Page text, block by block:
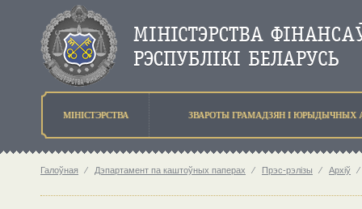
МIНIСТЭРСТВА ЗВАРОТЫ ГРАМАДЗЯН I ЮРЫДЫЧНЫХ
Галоўная ⁄ Дэпартамент па каштоўных паперах ⁄ Прэс-рэлізы ⁄ Архіў ⁄